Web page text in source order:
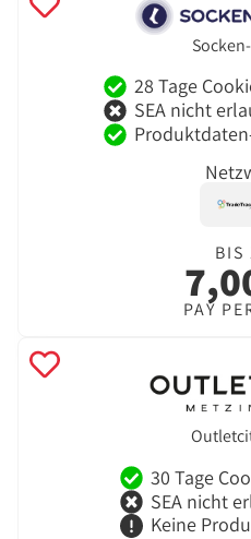
28 Tage
SEA nicht
BIS
PAY
30 Tage
SEA nicht
Keine